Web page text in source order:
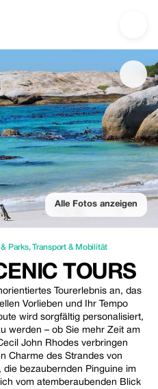
& Aktivitäten | Up to 25% off |
Alle Fotos anzeigen
Parks,Transport & Mobilität
TOURS
Tourerlebnis an, das
Vorlieben und Ihr Tempo
wird sorgfältig personalisiert,
werden – ob Sie mehr Zeit am
John Rhodes verbringen
Charme des Strandes von
bezaubernden Pinguine im
vom atemberaubenden Blick